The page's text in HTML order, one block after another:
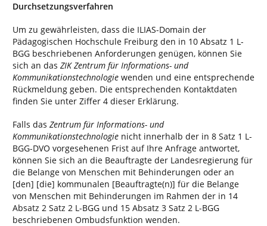
Durchsetzungsverfahren
Um zu gewährleisten, dass die ILIAS-Domain der
Pädagogischen Hochschule Freiburg den in 10 Absatz 1 L-
BGG beschriebenen Anforderungen genügen, können Sie
sich an das ZIK Zentrum für Informations- und
Kommunikationstechnologie wenden und eine entsprechende
Rückmeldung geben. Die entsprechenden Kontaktdaten
finden Sie unter Ziffer 4 dieser Erklärung.
Falls das Zentrum für Informations- und
Kommunikationstechnologie nicht innerhalb der in 8 Satz 1 L-
BGG-DVO vorgesehenen Frist auf Ihre Anfrage antwortet,
können Sie sich an die Beauftragte der Landesregierung für
die Belange von Menschen mit Behinderungen oder an
[den] [die] kommunalen [Beauftragte(n)] für die Belange
von Menschen mit Behinderungen im Rahmen der in 14
Absatz 2 Satz 2 L-BGG und 15 Absatz 3 Satz 2 L-BGG
beschriebenen Ombudsfunktion wenden.